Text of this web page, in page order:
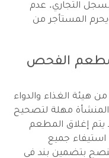
التجاري. عدم
المستأجر من
الفحص
هيئة الغذاء والدواء
المنشأة مهلة لتصحيح
إغلاق المطعم
استيفاء جميع
بتضمين بند في